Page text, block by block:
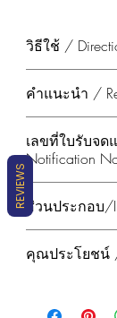
วิธีใช้ /
อย่างอ่อนโยน
เป็นประจำทุก
Direction:
body skin and
well with
คำแนะนำ /
คำแนะนำ:
ทดลองก่อนใช้
เคืองให้หยุด
แต่ละบุคคล ผ
จากธรรมชาติ
กลิ่น มีความแ
เลขที่ใบรับจด
Notification
ส่วนประกอบ/
Kernelate,
Limonia
คุณประโยชน์ /
ปฏิชีวนะที่ทำ
REVIEWS